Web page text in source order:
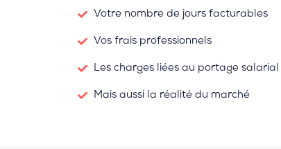
Votre nombre de jours facturables
Vos frais professionnels
Les charges liées au portage salarial
Mais aussi la réalité du marché